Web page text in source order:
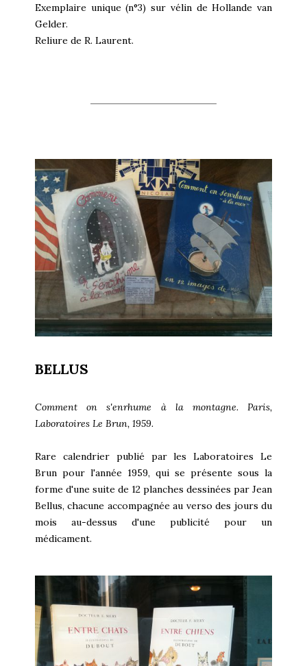
Exemplaire unique (n°3) sur vélin de Hollande van
Gelder.
Reliure de R. Laurent.
BELLUS
Comment on s'enrhume à la montagne. Paris,
Laboratoires Le Brun, 1959.
Rare calendrier publié par les Laboratoires Le
Brun pour l'année 1959, qui se présente sous la
forme d'une suite de 12 planches dessinées par Jean
Bellus, chacune accompagnée au verso des jours du
mois au-dessus d'une publicité pour un
médicament.